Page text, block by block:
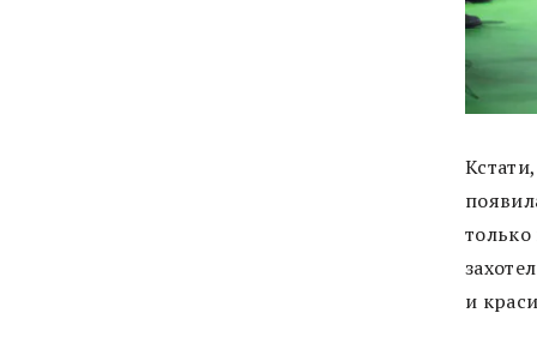
и